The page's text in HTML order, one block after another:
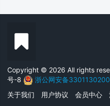
Copyright © 2026 All rights
号-8
浙公网安备
关于我们
用户协议 会员中心